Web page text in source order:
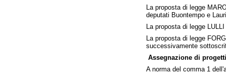
La proposta di legge
deputati Buontempo e
La proposta di legge
La proposta di legge
successivamente
Assegnazione di
A norma del comma 1